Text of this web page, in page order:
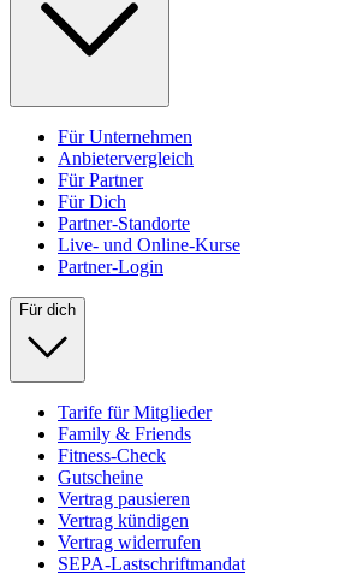
Für Unternehmen
Anbietervergleich
Für Partner
Für Dich
Partner-Standorte
Live- und Online-Kurse
Partner-Login
Für dich
Tarife für Mitglieder
Family & Friends
Fitness-Check
Gutscheine
Vertrag pausieren
Vertrag kündigen
Vertrag widerrufen
SEPA-Lastschriftmandat